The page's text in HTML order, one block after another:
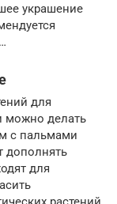
украшение
для
можно делать
с пальмами
дополнять
для